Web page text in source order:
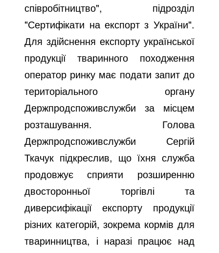
співробітництво", підрозділ
"Сертифікати на експорт з України".
Для здійснення експорту української
продукції тваринного походження
оператор ринку має подати запит до
територіального органу
Держпродспоживслужби за місцем
розташування. Голова
Держпродспоживслужби Сергій
Ткачук підкреслив, що їхня служба
продовжує сприяти розширенню
двосторонньої торгівлі та
диверсифікації експорту продукції
різних категорій, зокрема кормів для
тваринництва, і наразі працює над